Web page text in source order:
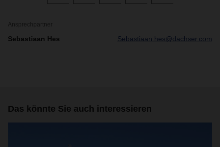
Ansprechpartner
Sebastiaan Hes Sebastiaan.hes@dachser.com
Das könnte Sie auch interessieren